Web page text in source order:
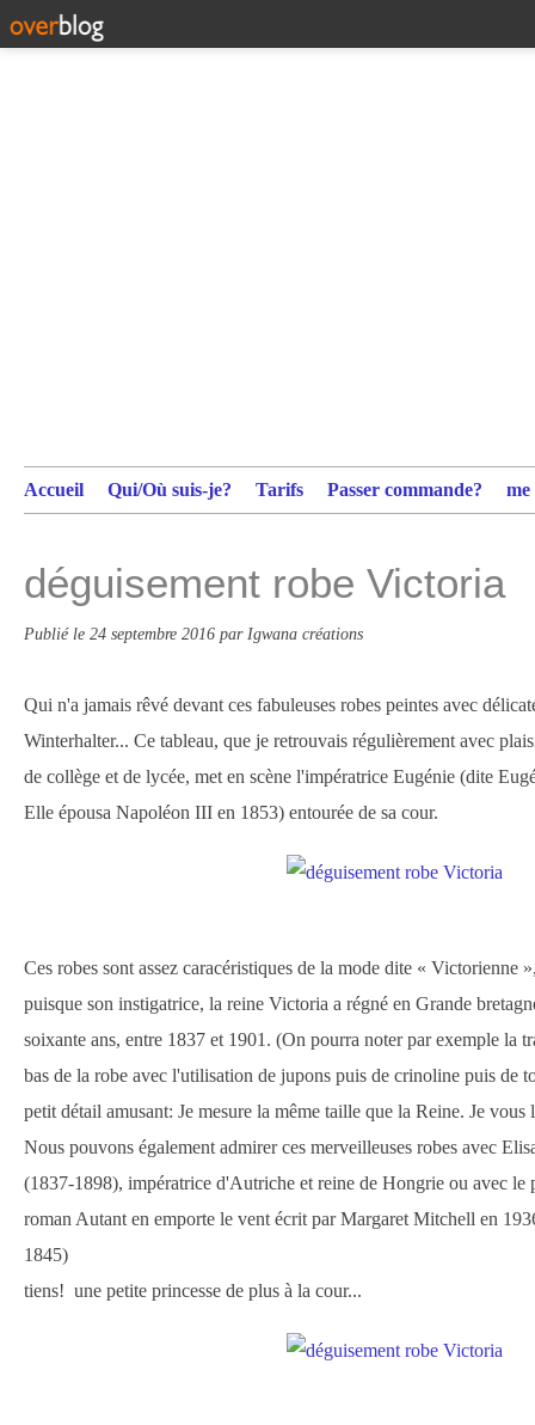
Accueil Qui/Où suis-je? Tarifs Passer commande?
déguisement robe Victoria
Publié le 24 septembre 2016 par Igwana créations
Qui n'a jamais rêvé devant ces fabuleuses robes peintes avec
Winterhalter... Ce tableau, que je retrouvais régulièrement avec
de collège et de lycée, met en scène l'impératrice Eugénie (dite
Elle épousa Napoléon III en 1853) entourée de sa cour.
Ces robes sont assez caracéristiques de la mode dite « Victorienne
puisque son instigatrice, la reine Victoria a régné en Grande
soixante ans, entre 1837 et 1901. (On pourra noter par exemple la
bas de la robe avec l'utilisation de jupons puis de crinoline puis de
petit détail amusant: Je mesure la même taille que la Reine. Je vous
Nous pouvons également admirer ces merveilleuses robes avec
(1837-1898), impératrice d'Autriche et reine de Hongrie ou avec le
roman Autant en emporte le vent écrit par Margaret Mitchell en
1845)
tiens! une petite princesse de plus à la cour...